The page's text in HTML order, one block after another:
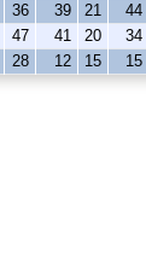
36 39 21 44
47 41 20 34
28 12 15 15